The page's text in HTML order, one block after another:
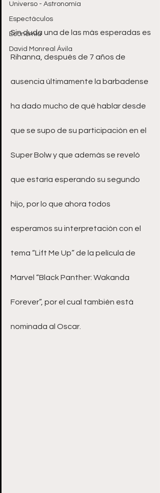
Universo - Astronomía
Espectáculos
Economía
David Monreal Ávila
Sin duda una de las más esperadas es
Rihanna, después de 7 años de
ausencia últimamente la barbadense
ha dado mucho de qué hablar desde
que se supo de su participación en el
Super Bolw y que además se reveló
que estaría esperando su segundo
hijo, por lo que ahora todos
esperamos su interpretación con el
tema “Lift Me Up” de la película de
Marvel “Black Panther: Wakanda
Forever”, por el cual también está
nominada al Oscar.